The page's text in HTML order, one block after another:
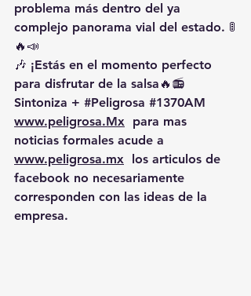
problema más dentro del ya
complejo panorama vial del estado. 🚦
🔥📣
🎶 ¡Estás en el momento perfecto
para disfrutar de la salsa🔥📻
Sintoniza + #Peligrosa #1370AM
www.peligrosa.Mx para mas
noticias formales acude a
www.peligrosa.mx los articulos de
facebook no necesariamente
corresponden con las ideas de la
empresa.